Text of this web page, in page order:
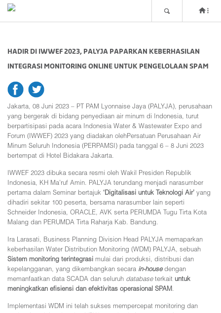
HADIR DI IWWEF 2023, PALYJA PAPARKAN KEBERHASILAN
INTEGRASI MONITORING ONLINE UNTUK PENGELOLAAN SPAM
fb tw
Jakarta, 08 Juni 2023 – PT PAM Lyonnaise Jaya (PALYJA), perusahaan
yang bergerak di bidang penyediaan air minum di Indonesia, turut
berpartisipasi pada acara Indonesia Water & Wastewater Expo and
Forum (IWWEF) 2023 yang diadakan olehPersatuan Perusahaan Air
Minum Seluruh Indonesia (PERPAMSI) pada tanggal 6 – 8 Juni 2023
bertempat di Hotel Bidakara Jakarta.
IWWEF 2023 dibuka secara resmi oleh Wakil Presiden Republik
Indonesia, KH Ma’ruf Amin. PALYJA terundang menjadi narasumber
pertama dalam Seminar bertajuk ‘Digitalisasi untuk Teknologi Air’ yang
dihadiri sekitar 100 peserta, bersama narasumber lain seperti
Schneider Indonesia, ORACLE, AVK serta PERUMDA Tugu Tirta Kota
Malang dan PERUMDA Tirta Raharja Kab. Bandung.
Ira Larasati, Business Planning Division Head PALYJA memaparkan
keberhasilan Water Distribution Monitoring (WDM) PALYJA, sebuah
Sistem monitoring terintegrasi mulai dari produksi, distribusi dan
kepelangganan, yang dikembangkan secara in-housedengan
memanfaatkan data SCADA dan seluruh databaseterkait untuk
meningkatkan efisiensi dan efektivitas operasional SPAM.
Implementasi WDM ini telah sukses mempercepat monitoring dan